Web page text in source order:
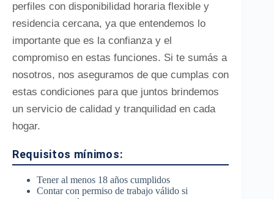
perfiles con disponibilidad horaria flexible y
residencia cercana, ya que entendemos lo
importante que es la confianza y el
compromiso en estas funciones. Si te sumás a
nosotros, nos aseguramos de que cumplas con
estas condiciones para que juntos brindemos
un servicio de calidad y tranquilidad en cada
hogar.
Requisitos mínimos:
Tener al menos 18 años cumplidos
Contar con permiso de trabajo válido si